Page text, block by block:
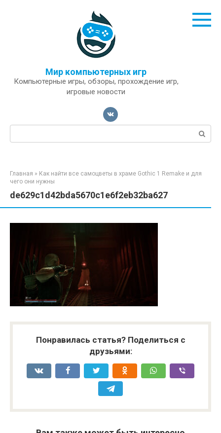
Мир компьютерных игр
Компьютерные игры, обзоры, прохождение игр,
игровые новости
Поиск:
Главная » Как найти все самоцветы в храме Gothic 1 Remake и для
чего они нужны
de629c1d42bda5670c1e6f2eb32ba627
Понравилась статья? Поделиться с
друзьями: